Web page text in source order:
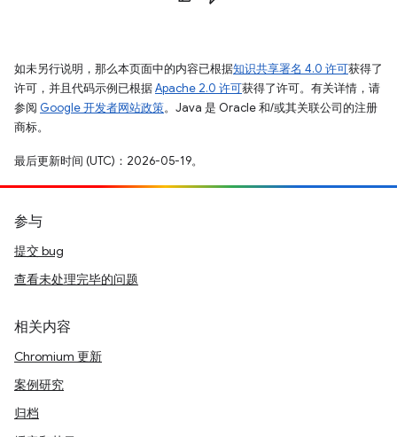
如未另行说明，那么本页面中的内容已根据知识共享署名 4.0 许可获得了
许可，并且代码示例已根据Apache 2.0 许可获得了许可。有关详情，请
参阅 Google 开发者网站政策。Java 是 Oracle 和/或其关联公司的注册
商标。
最后更新时间 (UTC)：2026-05-19。
参与
提交 bug
查看未处理完毕的问题
相关内容
Chromium 更新
案例研究
归档